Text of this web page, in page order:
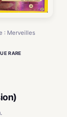
: Merveilles
RARE
.